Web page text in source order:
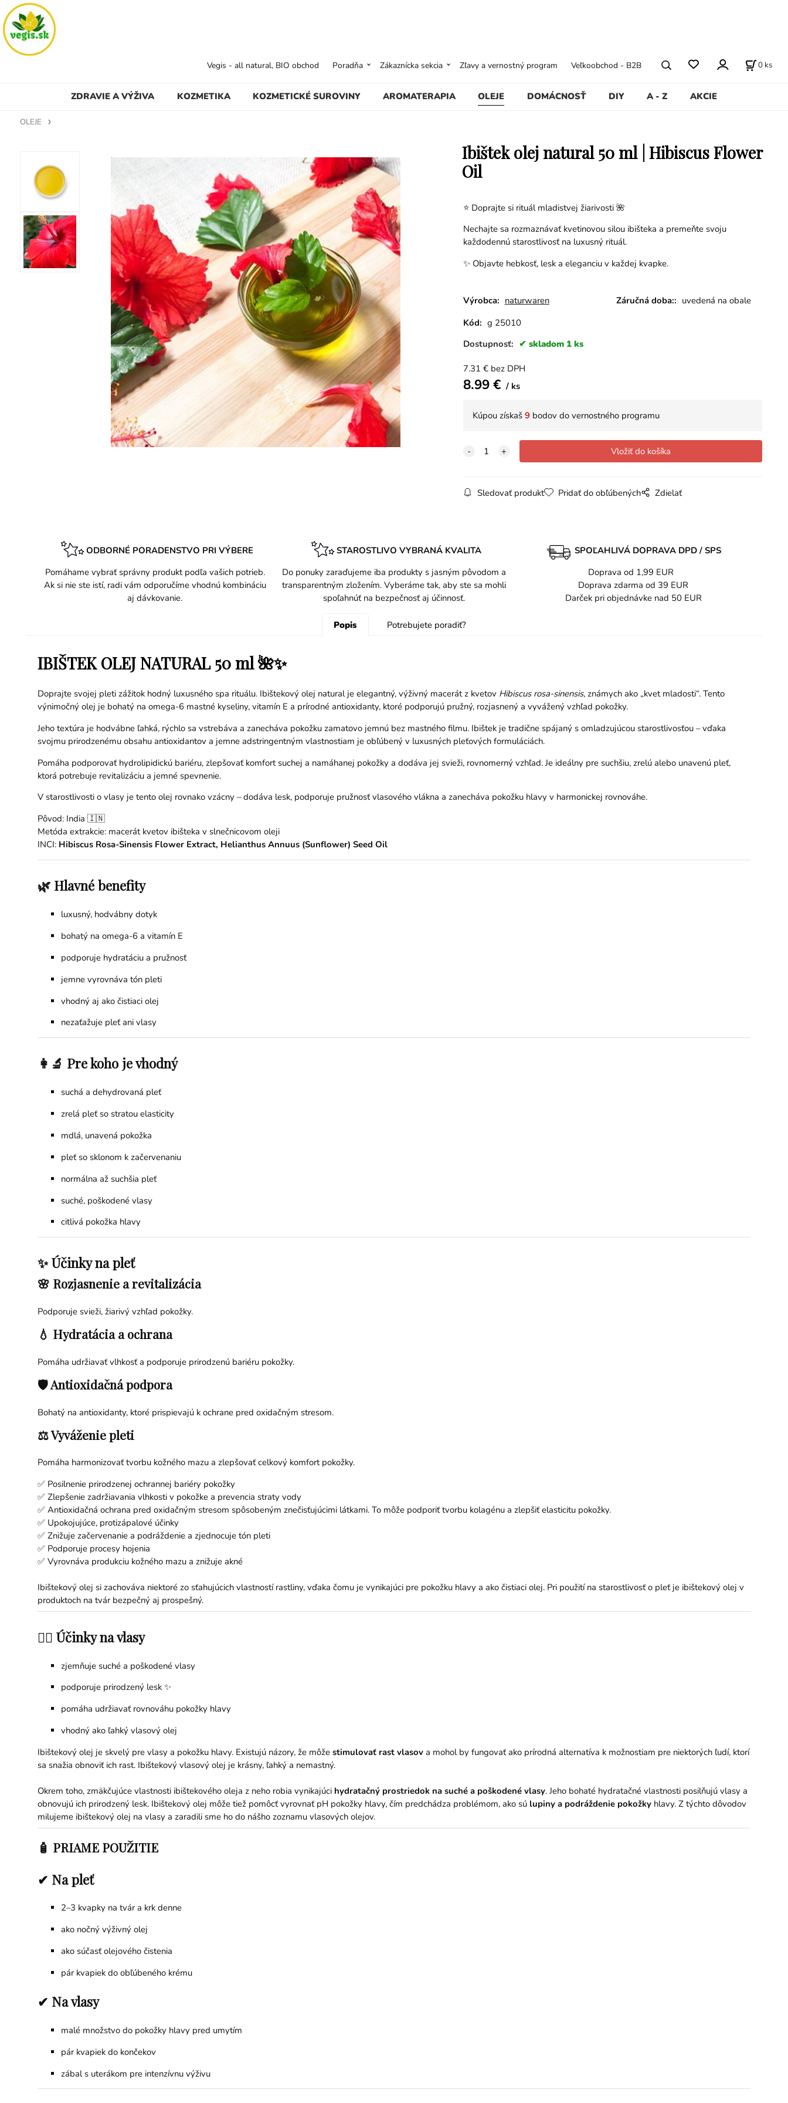
ZDRAVIE A VÝŽIVA KOZMETIKA KOZMETICKÉ SUROVINY AROMATERAPIA OLEJE DOMÁCNOSŤ DIY A - Z AKCIE
Vegis - all natural, BIO obchod Poradňa Zákaznícka sekcia Zľavy a vernostný program Veľkoobchod - B2B 0 ks
OLEJE
Ibištek olej natural 50 ml | Hibiscus Flower
Oil
⭐ Doprajte si rituál mladistvej žiarivosti 🌺
Nechajte sa rozmaznávať kvetinovou silou ibišteka a premeňte svoju
každodennú starostlivosť na luxusný rituál.
✨ Objavte hebkosť, lesk a eleganciu v každej kvapke.
Výrobca: naturwaren Záručná doba:: uvedená na obale
Kód: g 25010
Dostupnosť:
skladom 1 ks
7.31 € bez DPH
8.99€ ks
Kúpou získaš 9bodov do vernostného programu
Sledovať produkt Pridať do obľúbených Zdielať
ODBORNÉ PORADENSTVO PRI VÝBERE
Pomáhame vybrať správny produkt podľa vašich potrieb.
Ak si nie ste istí, radi vám odporučíme vhodnú kombináciu
aj dávkovanie.
STAROSTLIVO VYBRANÁ KVALITA
Do ponuky zaraďujeme iba produkty s jasným pôvodom a
transparentným zložením. Vyberáme tak, aby ste sa mohli
spoľahnúť na bezpečnosť aj účinnosť.
SPOĽAHLIVÁ DOPRAVA DPD / SPS
Doprava od 1,99 EUR
Doprava zdarma od 39 EUR
Darček pri objednávke nad 50 EUR
Popis Potrebujete poradiť?
IBIŠTEK OLEJ NATURAL 50 ml 🌺✨
Doprajte svojej pleti zážitok hodný luxusného spa rituálu. Ibištekový olej natural je elegantný, výživný macerát z kvetov Hibiscus rosa-sinensis, známych ako „kvet mladosti“. Tento
výnimočný olej je bohatý na omega-6 mastné kyseliny, vitamín E a prírodné antioxidanty, ktoré podporujú pružný, rozjasnený a vyvážený vzhľad pokožky.
Jeho textúra je hodvábne ľahká, rýchlo sa vstrebáva a zanecháva pokožku zamatovo jemnú bez mastného filmu. Ibištek je tradične spájaný s omladzujúcou starostlivosťou – vďaka
svojmu prirodzenému obsahu antioxidantov a jemne adstringentným vlastnostiam je obľúbený v luxusných pleťových formuláciách.
Pomáha podporovať hydrolipidickú bariéru, zlepšovať komfort suchej a namáhanej pokožky a dodáva jej svieži, rovnomerný vzhľad. Je ideálny pre suchšiu, zrelú alebo unavenú pleť,
ktorá potrebuje revitalizáciu a jemné spevnenie.
V starostlivosti o vlasy je tento olej rovnako vzácny – dodáva lesk, podporuje pružnosť vlasového vlákna a zanecháva pokožku hlavy v harmonickej rovnováhe.
Pôvod: India 🇮🇳
Metóda extrakcie: macerát kvetov ibišteka v slnečnicovom oleji
INCI: Hibiscus Rosa-Sinensis Flower Extract, Helianthus Annuus (Sunflower) Seed Oil
🌿 Hlavné benefity
luxusný, hodvábny dotyk
bohatý na omega-6 a vitamín E
podporuje hydratáciu a pružnosť
jemne vyrovnáva tón pleti
vhodný aj ako čistiaci olej
nezaťažuje pleť ani vlasy
👩‍🔬 Pre koho je vhodný
suchá a dehydrovaná pleť
zrelá pleť so stratou elasticity
mdlá, unavená pokožka
pleť so sklonom k začervenaniu
normálna až suchšia pleť
suché, poškodené vlasy
citlivá pokožka hlavy
✨ Účinky na pleť
🌸 Rozjasnenie a revitalizácia
Podporuje svieži, žiarivý vzhľad pokožky.
💧 Hydratácia a ochrana
Pomáha udržiavať vlhkosť a podporuje prirodzenú bariéru pokožky.
🛡 Antioxidačná podpora
Bohatý na antioxidanty, ktoré prispievajú k ochrane pred oxidačným stresom.
⚖ Vyváženie pleti
Pomáha harmonizovať tvorbu kožného mazu a zlepšovať celkový komfort pokožky.
✅ Posilnenie prirodzenej ochrannej bariéry pokožky
✅ Zlepšenie zadržiavania vlhkosti v pokožke a prevencia straty vody
✅ Antioxidačná ochrana pred oxidačným stresom spôsobeným znečisťujúcimi látkami. To môže podporiť tvorbu kolagénu a zlepšiť elasticitu pokožky.
✅ Upokojujúce, protizápalové účinky
✅ Znižuje začervenanie a podráždenie a zjednocuje tón pleti
✅ Podporuje procesy hojenia
✅ Vyrovnáva produkciu kožného mazu a znižuje akné
Ibištekový olej si zachováva niektoré zo sťahujúcich vlastností rastliny, vďaka čomu je vynikajúci pre pokožku hlavy a ako čistiaci olej. Pri použití na starostlivosť o pleť je ibištekový olej v
produktoch na tvár bezpečný aj prospešný.
💇‍♀️ Účinky na vlasy
zjemňuje suché a poškodené vlasy
podporuje prirodzený lesk ✨
pomáha udržiavať rovnováhu pokožky hlavy
vhodný ako ľahký vlasový olej
Ibištekový olej je skvelý pre vlasy a pokožku hlavy. Existujú názory, že môže stimulovať rast vlasova mohol by fungovať ako prírodná alternatíva k možnostiam pre niektorých ľudí, ktorí
sa snažia obnoviť ich rast. Ibištekový vlasový olej je krásny, ľahký a nemastný.
Okrem toho, zmäkčujúce vlastnosti ibištekového oleja z neho robia vynikajúci hydratačný prostriedok na suché a poškodené vlasy. Jeho bohaté hydratačné vlastnosti posilňujú vlasy a
obnovujú ich prirodzený lesk. Ibištekový olej môže tiež pomôcť vyrovnať pH pokožky hlavy, čím predchádza problémom, ako sú lupiny a podráždenie pokožkyhlavy. Z týchto dôvodov
milujeme ibištekový olej na vlasy a zaradili sme ho do nášho zoznamu vlasových olejov.
🧴 PRIAME POUŽITIE
✔ Na pleť
2–3 kvapky na tvár a krk denne
ako nočný výživný olej
ako súčasť olejového čistenia
pár kvapiek do obľúbeného krému
✔ Na vlasy
malé množstvo do pokožky hlavy pred umytím
pár kvapiek do končekov
zábal s uterákom pre intenzívnu výživu